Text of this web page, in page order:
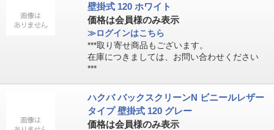
壁掛式 120 ホワイト
価格は会員様のみ表示
≫ログインはこちら
***取り寄せ商品もございます。
在庫につきましては、お問い合わせください
***
ハクバ バックスクリーンN ビニールレザー
タイプ 壁掛式 120 グレー
価格は会員様のみ表示